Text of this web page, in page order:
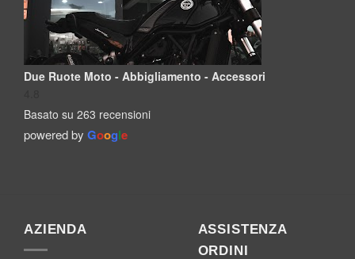
Due Ruote Moto - Abbigliamento - Accessori
Basato su 263 recensioni
powered by Google
AZIENDA
ASSISTENZA
ORDINI